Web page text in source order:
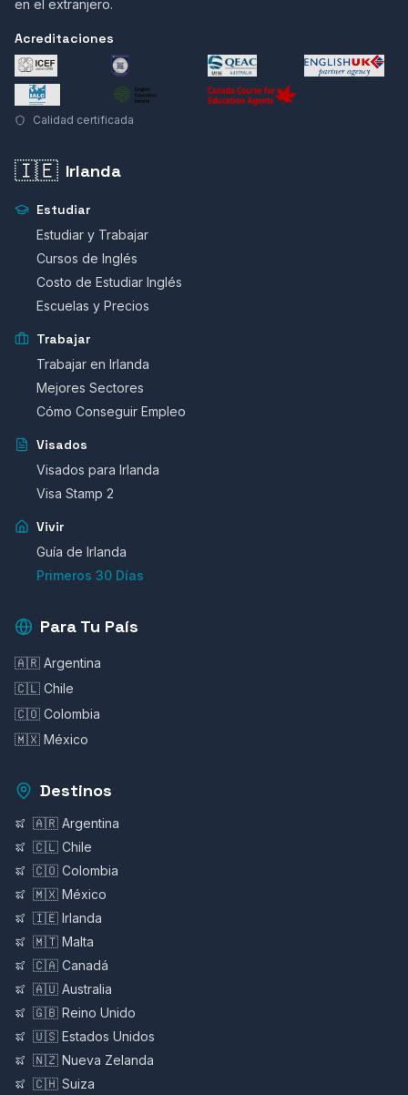
en el extranjero.
Acreditaciones
Calidad certificada
🇮🇪 Irlanda
Estudiar
Estudiar y Trabajar
Cursos de Inglés
Costo de Estudiar Inglés
Escuelas y Precios
Trabajar
Trabajar en Irlanda
Mejores Sectores
Cómo Conseguir Empleo
Visados
Visados para Irlanda
Visa Stamp 2
Vivir
Guía de Irlanda
Primeros 30 Días
Para Tu País
🇦🇷 Argentina
🇨🇱 Chile
🇨🇴 Colombia
🇲🇽 México
Destinos
🇦🇷 Argentina
🇨🇱 Chile
🇨🇴 Colombia
🇲🇽 México
🇮🇪 Irlanda
🇲🇹 Malta
🇨🇦 Canadá
🇦🇺 Australia
🇬🇧 Reino Unido
🇺🇸 Estados Unidos
🇳🇿 Nueva Zelanda
🇨🇭 Suiza